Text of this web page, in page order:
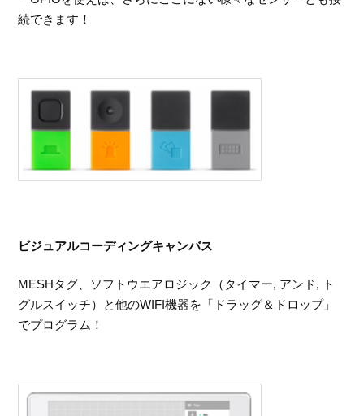
続できます！
ビジュアルコーディングキャンバス
MESHタグ、ソフトウエアロジック（タイマー, アンド, ト
グルスイッチ）と他のWIFI機器を「ドラッグ＆ドロップ」
でプログラム！